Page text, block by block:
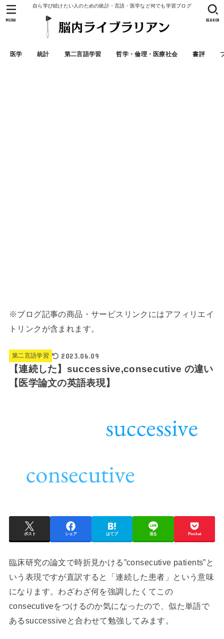
自ら学び続けたい人のための統計・言語・医学など何でも学習ブログ
医学 統計 第二言語学習 哲学・倫理・医療社会 書評
SEARCH
MENU
※ブログ記事の商品・サービスリンクにはアフィリエイ
トリンクが含まれます。
第二言語学習 2023.06.09
【連続した】successive,consecutive の違い
【医学論文の英語表現】
ポスト シェア はてブ 送る Pocket
臨床研究の論文で時折見かける”consecutive patients”と
いう表現ですが直訳すると「連続した患者」という意味
になります。わざわざ何を強調したくてこの
consecutiveをつけるのか気になったので、似た単語で
あるsuccessiveと合わせて勉強してみます。